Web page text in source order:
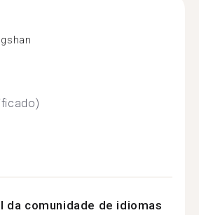
da comunidade de idiomas